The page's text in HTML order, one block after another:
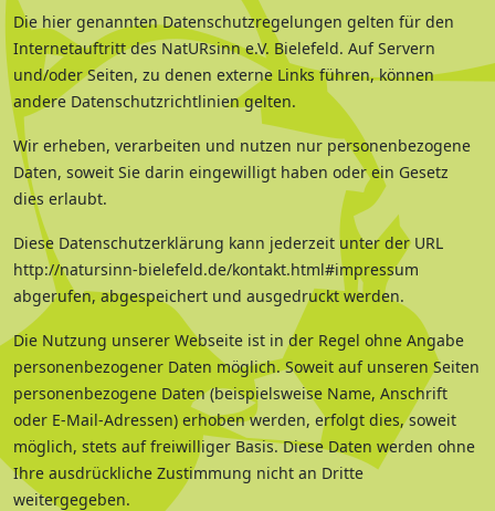
Die hier genannten Datenschutzregelungen gelten für den
Internetauftritt des NatURsinn e.V. Bielefeld. Auf Servern
und/oder Seiten, zu denen externe Links führen, können
andere Datenschutzrichtlinien gelten.
Wir erheben, verarbeiten und nutzen nur personenbezogene
Daten, soweit Sie darin eingewilligt haben oder ein Gesetz
dies erlaubt.
Diese Datenschutzerklärung kann jederzeit unter der URL
http://natursinn-bielefeld.de/kontakt.html#impressum
abgerufen, abgespeichert und ausgedruckt werden.
Die Nutzung unserer Webseite ist in der Regel ohne Angabe
personenbezogener Daten möglich. Soweit auf unseren Seiten
personenbezogene Daten (beispielsweise Name, Anschrift
oder E-Mail-Adressen) erhoben werden, erfolgt dies, soweit
möglich, stets auf freiwilliger Basis. Diese Daten werden ohne
Ihre ausdrückliche Zustimmung nicht an Dritte
weitergegeben.